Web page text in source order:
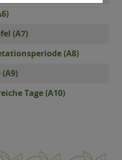
(A7)
(A8)
Tage (A10)